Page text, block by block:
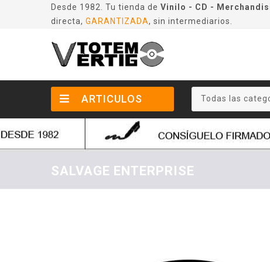
Desde 1982. Tu tienda de Vinilo - CD -
directa, GARANTIZADA, sin intermediarios.
ARTICULOS Todas las
SALVAGE ENTERPRISE